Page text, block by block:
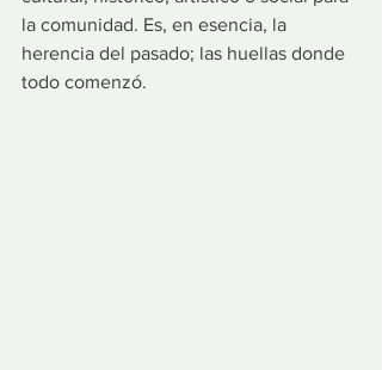
la comunidad. Es, en esencia, la
herencia del pasado; las huellas donde
todo comenzó.